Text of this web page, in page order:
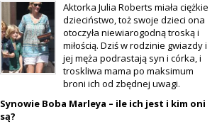
Aktorka Julia Roberts miała ciężkie
dzieciństwo, toż swoje dzieci ona
otoczyła niewiarogodną troską i
miłością. Dziś w rodzinie gwiazdy i
jej męża podrastają syn i córka, i
troskliwa mama po maksimum
broni ich od zbędnej uwagi.
Synowie Boba Marleya – ile ich jest i kim oni
są?